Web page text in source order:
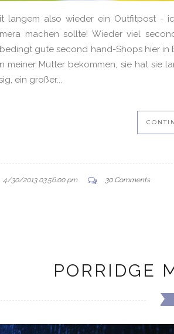
langem also wieder ein Outfitpost -
machen sollte! Wieder viel
gute second hand-Shops hier in
meiner Mutter bekommen, sie hat sie
ein großer...
4/30/2013 03:56:00 pm 30 Comments
PORRIDGE